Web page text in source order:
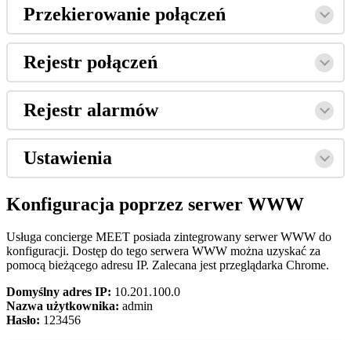
Przekierowanie połączeń
Rejestr połączeń
Rejestr alarmów
Ustawienia
Konfiguracja poprzez serwer WWW
Usługa concierge MEET posiada zintegrowany serwer WWW do
konfiguracji. Dostęp do tego serwera WWW można uzyskać za
pomocą bieżącego adresu IP. Zalecana jest przeglądarka Chrome.
Domyślny adres IP: 10.201.100.0
Nazwa użytkownika: admin
Hasło: 123456